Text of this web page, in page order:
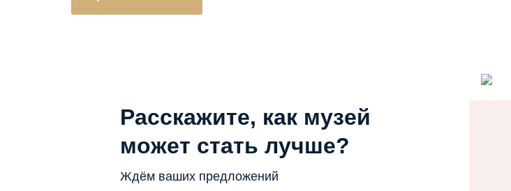
Расскажите, как музей
может стать лучше?
Ждём ваших предложений